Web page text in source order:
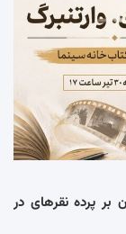
بر پرده نقرهای در